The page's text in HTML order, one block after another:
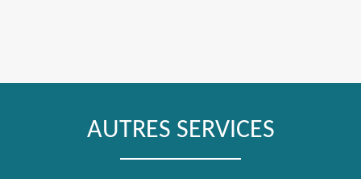
AUTRES SERVICES